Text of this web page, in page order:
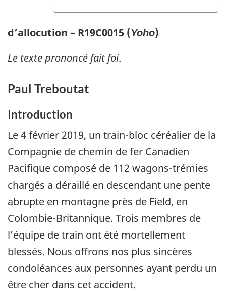
d’allocution – R19C0015 (Yoho)
Le texte prononcé fait foi.
Paul Treboutat
Introduction
Le 4 février 2019, un train-bloc céréalier de la
Compagnie de chemin de fer Canadien
Pacifique composé de 112 wagons-trémies
chargés a déraillé en descendant une pente
abrupte en montagne près de Field, en
Colombie-Britannique. Trois membres de
l’équipe de train ont été mortellement
blessés. Nous offrons nos plus sincères
condoléances aux personnes ayant perdu un
être cher dans cet accident.